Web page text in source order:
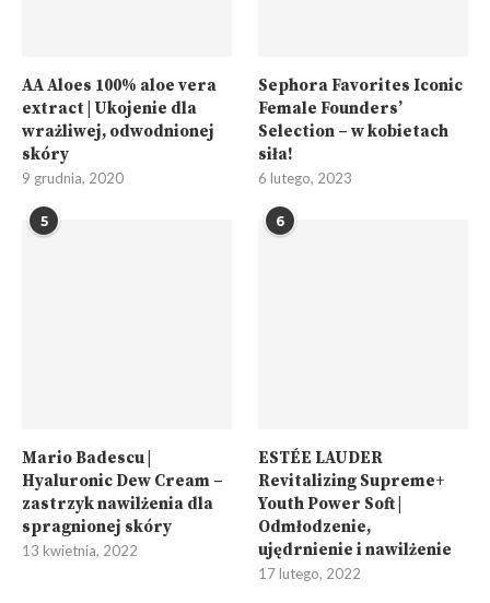
AA Aloes 100% aloe vera
extract | Ukojenie dla
wrażliwej, odwodnionej
skóry
9 grudnia, 2020
Sephora Favorites Iconic
Female Founders’
Selection – w kobietach
siła!
6 lutego, 2023
5
Mario Badescu |
Hyaluronic Dew Cream –
zastrzyk nawilżenia dla
spragnionej skóry
13 kwietnia, 2022
6
ESTÉE LAUDER
Revitalizing Supreme+
Youth Power Soft |
Odmłodzenie,
ujędrnienie i nawilżenie
17 lutego, 2022